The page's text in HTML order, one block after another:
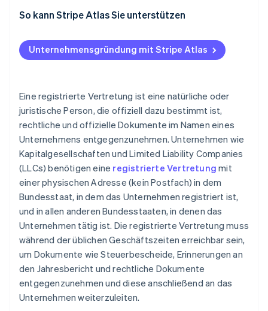
Nutzen Sie E-Mail-Kampagnen und direkte
Kontaktaufnahme
Heben Sie Ihre Dienstleistungen von anderen ab
So kann Stripe Atlas Sie unterstützen
Bei Atlas eine Unternehmensgründung beantragen
Zahlungen und Bankgeschäfte vor Erhalt der EIN-
Gründungsaktien ohne Einsatz eigener Mittel
erwerben
Automatische Einreichung des 83(b)-
Steuerformulars
Hochwertige rechtliche Unternehmensdokumente
Ein Jahr Stripe Payments kostenlos, plus
Partnergutschriften und Rabatte im Wert von
50.000 USD
Unternehmensgründung mit Stripe Atlas
Eine registrierte Vertretung ist eine natürliche oder
juristische Person, die offiziell dazu bestimmt ist,
rechtliche und offizielle Dokumente im Namen eines
Unternehmens entgegenzunehmen. Unternehmen wie
Kapitalgesellschaften und Limited Liability Companies
(LLCs) benötigen eine registrierte Vertretung mit
einer physischen Adresse (kein Postfach) in dem
Bundesstaat, in dem das Unternehmen registriert ist,
und in allen anderen Bundesstaaten, in denen das
Unternehmen tätig ist. Die registrierte Vertretung muss
während der üblichen Geschäftszeiten erreichbar sein,
um Dokumente wie Steuerbescheide, Erinnerungen an
den Jahresbericht und rechtliche Dokumente
entgegenzunehmen und diese anschließend an das
Unternehmen weiterzuleiten.